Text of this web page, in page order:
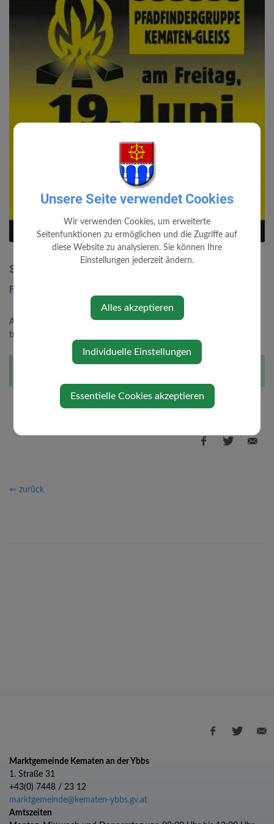
Sonnwendfeuer der Pfadfinder
Freitag, 19. Juni 2026 18:00 Uhr
Auch heuer möchten wir alle wieder herzlich zu unserem
traditionellen Sonnwendfeuer in Windberg/Rosenau einladen.
⇐ zurück
Marktgemeinde Kematen an der Ybbs
1. Straße 31
+43(0) 7448 / 23 12
marktgemeinde@kematen-ybbs.gv.at
Amtszeiten
Unsere Seite verwendet Cookies
Wir verwenden Cookies, um erweiterte
Seitenfunktionen zu ermöglichen und die Zugriffe auf
diese Website zu analysieren. Sie können Ihre
Einstellungen jederzeit ändern.
Alles akzeptieren
Individuelle Einstellungen
Essentielle Cookies akzeptieren